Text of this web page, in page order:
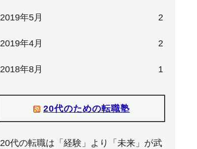
2019年5月 2
2019年4月 2
2018年8月 1
20代のための転職塾
20代の転職は「経験」より「未来」が武